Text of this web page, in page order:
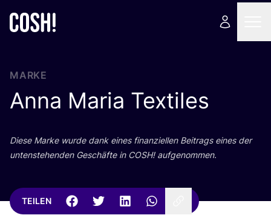
MARKE
Anna Maria Textiles
Die­se Mar­ke wur­de dank eines finan­zi­el­len Bei­trags eines der
unten­ste­hen­den Geschäf­te in COSH! aufgenommen.
TEILEN